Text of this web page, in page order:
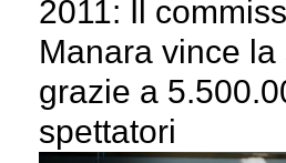
2011: Il
Manara vince la
grazie a
spettatori